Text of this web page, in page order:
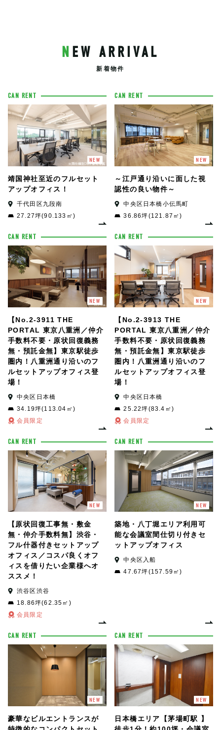
NEW ARRIVAL
新着物件
CAN RENT
NEW
靖国神社至近のフルセット
アップオフィス！
千代田区九段南
27.27坪(90.133㎡)
CAN RENT
NEW
～江戸通り沿いに面した視
認性の良い物件～
中央区日本橋小伝馬町
36.86坪(121.87㎡)
CAN RENT
NEW
【No.2-3911 THE
PORTAL 東京八重洲／仲介
手数料不要・原状回復義務
無・預託金無】東京駅徒歩
圏内！八重洲通り沿いのフ
ルセットアップオフィス登
場！
中央区日本橋
34.19坪(113.04㎡)
会員限定
CAN RENT
NEW
【No.2-3913 THE
PORTAL 東京八重洲／仲介
手数料不要・原状回復義務
無・預託金無】東京駅徒歩
圏内！八重洲通り沿いのフ
ルセットアップオフィス登
場！
中央区日本橋
25.22坪(83.4㎡)
会員限定
CAN RENT
NEW
【原状回復工事無・敷金
無・仲介手数料無】渋谷・
フル什器付きセットアップ
オフィス／コスパ良くオフ
ィスを借りたい企業様へオ
ススメ！
渋谷区渋谷
18.86坪(62.35㎡)
会員限定
CAN RENT
NEW
築地・八丁堀エリア利用可
能な会議室間仕切り付きセ
ットアップオフィス
中央区入船
47.67坪(157.59㎡)
CAN RENT
NEW
豪華なビルエントランスが
CAN RENT
NEW
日本橋エリア【茅場町駅 】